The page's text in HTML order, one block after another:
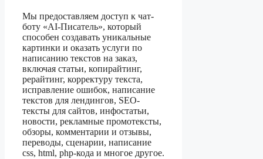
Мы предоставляем доступ к чат-
боту «AI-Писатель», который
способен создавать уникальные
картинки и оказать услуги по
написанию текстов на заказ,
включая статьи, копирайтинг,
рерайтинг, корректуру текста,
исправление ошибок, написание
текстов для лендингов, SEO-
тексты для сайтов, инфостатьи,
новости, рекламные промотексты,
обзоры, комментарии и отзывы,
переводы, сценарии, написание
css, html, php-кода и многое другое.